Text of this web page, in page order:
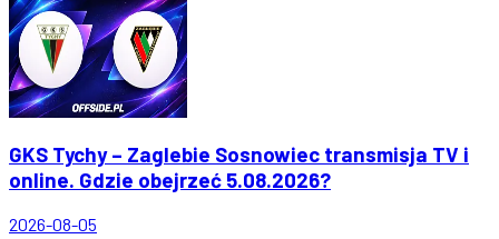
GKS Tychy – Zaglebie Sosnowiec transmisja TV i
online. Gdzie obejrzeć 5.08.2026?
2026-08-05